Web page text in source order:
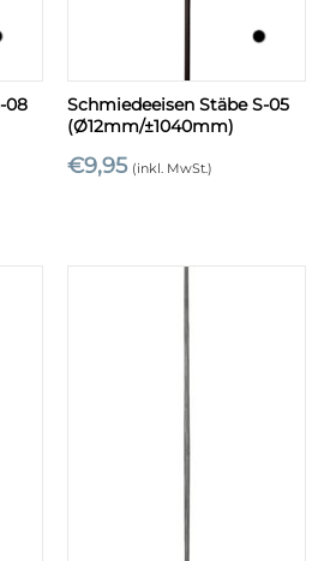
08
Schmiedeeisen Stäbe S-05
(Ø12mm/±1040mm)
€9,95 (inkl. MwSt.)